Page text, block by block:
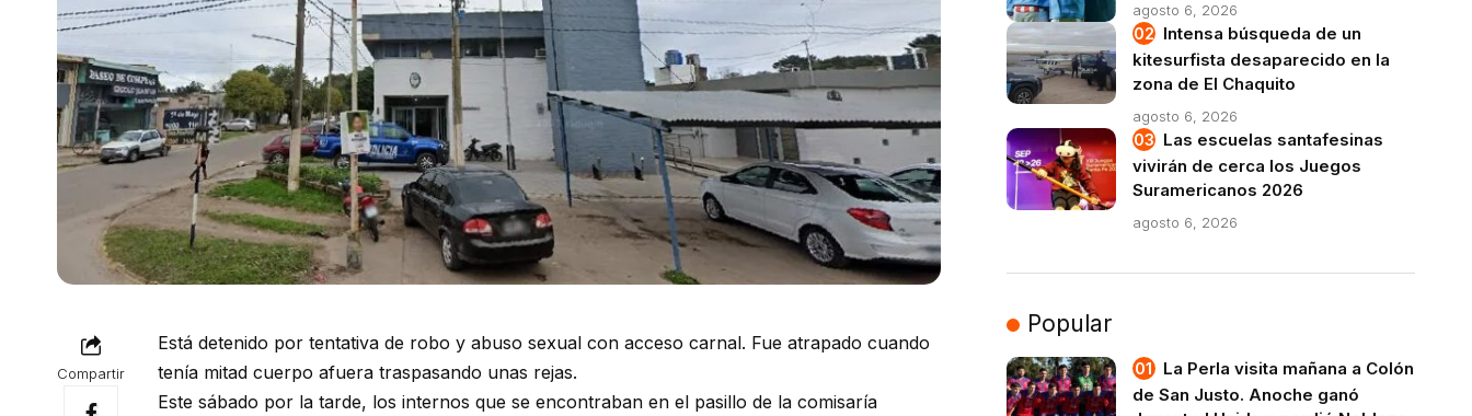
Compartir
Está detenido por tentativa de robo y abuso sexual con acceso carnal. Fue atrapado cuando
tenía mitad cuerpo afuera traspasando unas rejas.
Este sábado por la tarde, los internos que se encontraban en el pasillo de la comisaría
agosto 6, 2026
Intensa búsqueda de un
kitesurfista desaparecido en la
zona de El Chaquito
agosto 6, 2026
Las escuelas santafesinas
vivirán de cerca los Juegos
Suramericanos 2026
agosto 6, 2026
Popular
La Perla visita mañana a Colón
de San Justo. Anoche ganó